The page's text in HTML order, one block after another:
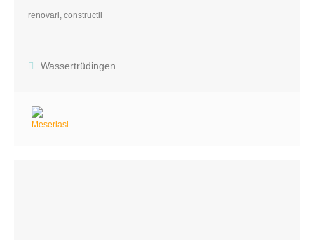
renovari, constructii
Wassertrüdingen